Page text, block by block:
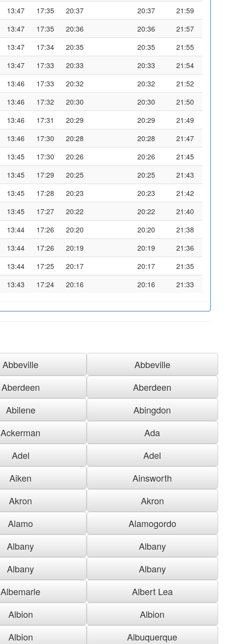
13:47 17:35 20:37 20:37
21:59
13:47 17:35 20:36 20:36
21:57
13:47 17:34 20:35 20:35
21:55
13:47 17:33 20:33 20:33
21:54
13:46 17:33 20:32 20:32
21:52
13:46 17:32 20:30 20:30
21:50
13:46 17:31 20:29 20:29
21:49
13:46 17:30 20:28 20:28
21:47
13:45 17:30 20:26 20:26
21:45
13:45 17:29 20:25 20:25
21:43
13:45 17:28 20:23 20:23
21:42
13:45 17:27 20:22 20:22
21:40
13:44 17:26 20:20 20:20
21:38
13:44 17:26 20:19 20:19
21:36
13:44 17:25 20:17 20:17
21:35
13:43 17:24 20:16 20:16 21:33
Abbeville
Abbeville
Aberdeen
Aberdeen
Abilene
Abingdon
Ackerman
Ada
Adel
Adel
Aiken
Ainsworth
Akron
Akron
Alamo
Alamogordo
Albany
Albany
Albany
Albany
Albemarle
Albert Lea
Albion
Albion
Albion Albuquerque